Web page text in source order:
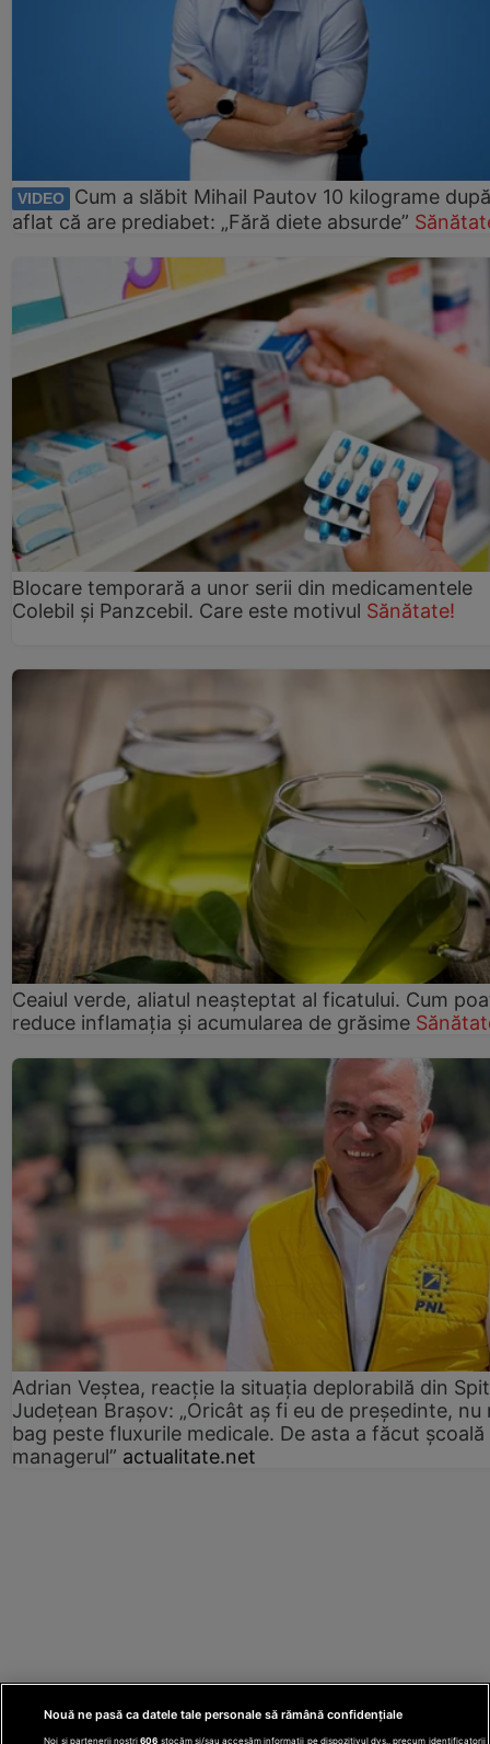
VIDEO
Cum a slăbit Mihail Pautov 10 kilograme
aflat că are prediabet: „Fără diete absurde”
Blocare temporară a unor serii din medicamentele
Colebil și Panzcebil. Care este motivul Sănătate!
Ceaiul verde, aliatul neașteptat al ficatului. Cum
reduce inflamația și acumularea de grăsime
Adrian Veștea, reacție la situația deplorabilă din
Județean Brașov: „Oricât aș fi eu de președinte, nu
bag peste fluxurile medicale. De asta a făcut școală
managerul” actualitate.net
Nouă ne pasă ca datele tale personale să rămână confidențiale
Noi și partenerii noștri606 stocăm și/sau accesăm informații pe dispozitivul dvs., precum identificatorii